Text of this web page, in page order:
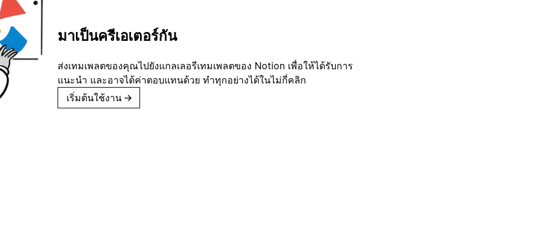
มาเป็นครีเอเตอร์กัน
ส่งเทมเพลตของคุณไปยังแกลเลอรีเทมเพลตของ Notion เพื่อให้ได้รับการ
แนะนำ และอาจได้ค่าตอบแทนด้วย ทำทุกอย่างได้ในไม่กี่คลิก
เริ่มต้นใช้งาน →